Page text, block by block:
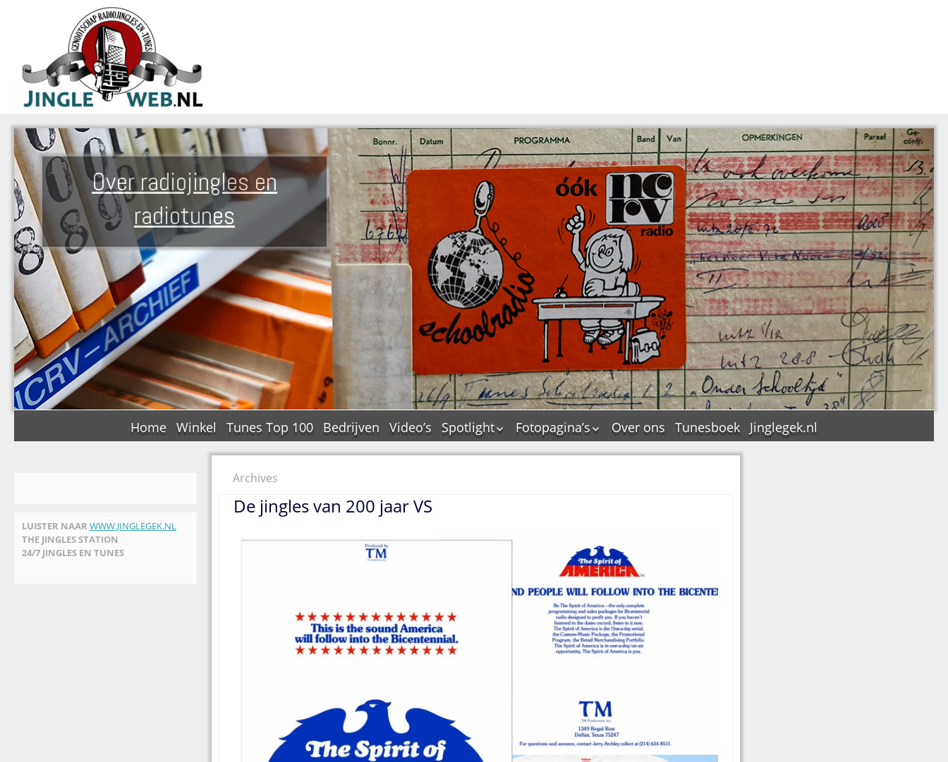
Over radiojingles en
radiotunes
Home Winkel Tunes Top 100 Bedrijven Video’s
Spotlight
De Tourflitsjingle –
De Tourtune
Ferry Maat interview
Jingle Awards
Jingle NIEUW
Omroepbanden
Stoomfluit Klaas
Fotopagina’s
JAM in pictures
Top Format in
pictures
Dik Voormekaar in
foto’s
Over ons Tunesboek Jinglegek.nl
LUISTER NAAR WWW.JINGLEGEK.NL
THE JINGLES STATION
24/7 JINGLES EN TUNES
Archives
De jingles van 200 jaar VS